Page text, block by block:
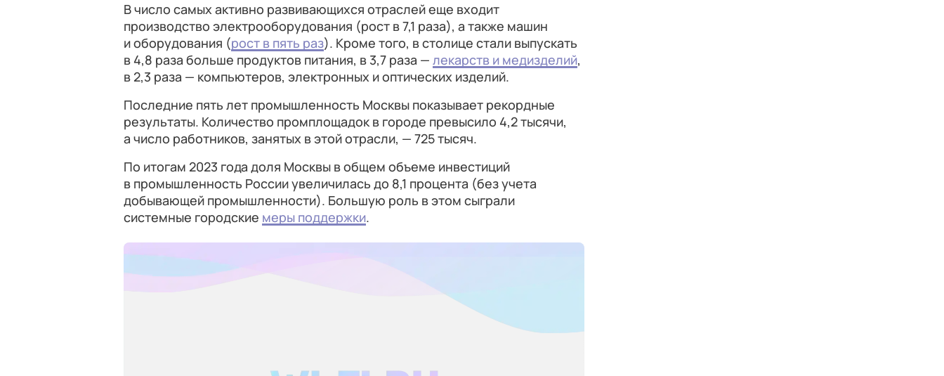
В число самых активно развивающихся отраслей еще входит
производство электрооборудования (рост в 7,1 раза), а также машин
и оборудования (рост в пять раз). Кроме того, в столице стали выпускать
в 4,8 раза больше продуктов питания, в 3,7 раза — лекарств и медизделий,
в 2,3 раза — компьютеров, электронных и оптических изделий.
Последние пять лет промышленность Москвы показывает рекордные
результаты. Количество промплощадок в городе превысило 4,2 тысячи,
а число работников, занятых в этой отрасли, — 725 тысяч.
По итогам 2023 года доля Москвы в общем объеме инвестиций
в промышленность России увеличилась до 8,1 процента (без учета
добывающей промышленности). Большую роль в этом сыграли
системные городские меры поддержки.